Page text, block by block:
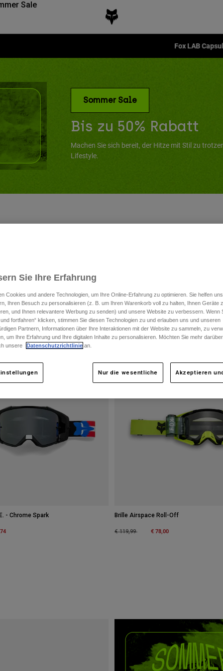
Sale
Sommer Sale
Bis zu 50% Rabatt
Machen Sie sich bereit, der Hitze mit Stil zu
Lifestyle.
- Chrome Spark Brille Airspace Roll-Off
Price reduced from
€ 119,99to € 78,00
Sie Ihre Erfahrung
Cookies und andere Technologien, um Ihre Online-Erfahrung zu optimieren. Sie helfen
Ihren Besuch zu personalisieren (z. B. um Ihren Warenkorb voll zu halten, Ihnen Geräte
und Ihnen relevantere Werbung zu senden) und unsere Website zu verbessern. Wenn
fortfahren“ klicken, stimmen Sie diesen Technologien zu und erlauben uns und unseren
Partnern, Informationen über Ihre Interaktionen mit der Website zu sammeln, zu
um Ihre Erfahrung und Ihre digitalen Inhalte zu personalisieren. Möchten Sie mehr
unsere
Datenschutzrichtlinie an.
Nur die wesentliche Akzeptieren